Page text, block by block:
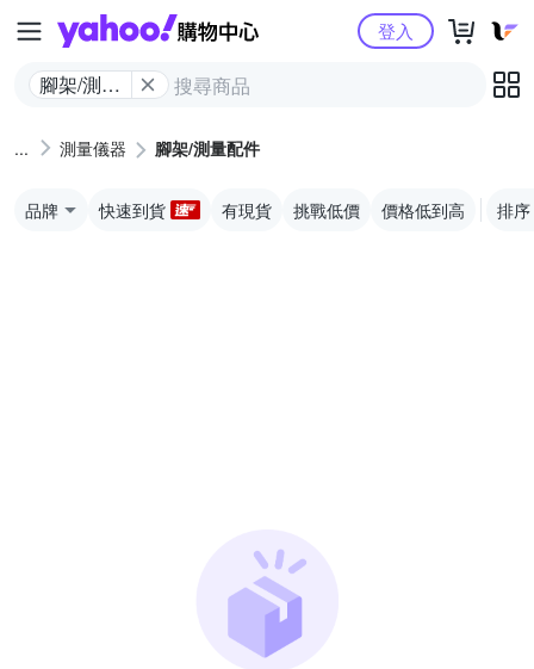
Yahoo購物中心
腳架/測量
登入
測量儀器 腳架/測量配件
品牌 快速到貨 有現貨 挑戰低價 價格低到高 排序